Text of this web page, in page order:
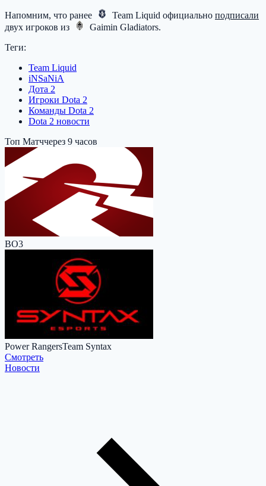
Напомним, что ранее Team Liquid официально подписали
двух игроков из
Gaimin Gladiators.
Теги:
Team Liquid
iNSaNiA
Дота 2
Игроки Dota 2
Команды Dota 2
Dota 2 новости
Топ Матччерез 9 часов
BO3
Power RangersTeam Syntax
Cмотреть
Новости